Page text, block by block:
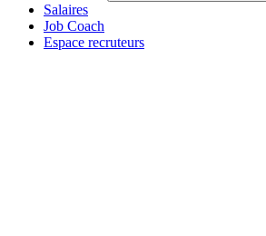
Salaires
Job Coach
Espace recruteurs